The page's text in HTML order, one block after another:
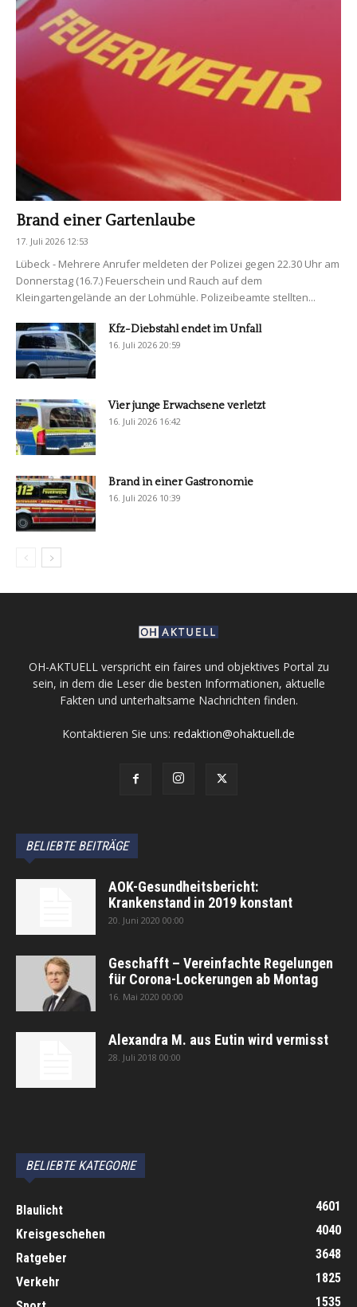
Brand einer Gartenlaube
17. Juli 2026 12:53
Lübeck - Mehrere Anrufer meldeten der Polizei gegen 22.30 Uhr am
Donnerstag (16.7.) Feuerschein und Rauch auf dem
Kleingartengelände an der Lohmühle. Polizeibeamte stellten...
Kfz-Diebstahl endet im Unfall
16. Juli 2026 20:59
Vier junge Erwachsene verletzt
16. Juli 2026 16:42
Brand in einer Gastronomie
16. Juli 2026 10:39
OH-AKTUELL verspricht ein faires und objektives Portal zu
sein, in dem die Leser die besten Informationen, aktuelle
Fakten und unterhaltsame Nachrichten finden.
Kontaktieren Sie uns: redaktion@ohaktuell.de
BELIEBTE BEITRÄGE
AOK-Gesundheitsbericht:
Krankenstand in 2019 konstant
20. Juni 2020 00:00
Geschafft – Vereinfachte Regelungen
für Corona-Lockerungen ab Montag
16. Mai 2020 00:00
Alexandra M. aus Eutin wird vermisst
28. Juli 2018 00:00
BELIEBTE KATEGORIE
Blaulicht
4601
Kreisgeschehen
4040
Ratgeber
3648
Verkehr
1825
1535